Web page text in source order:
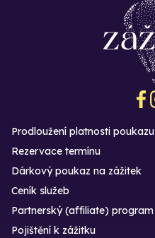
Prodloužení platnosti poukazu
Rezervace termínu
Dárkový poukaz na zážitek
Ceník služeb
Partnerský (affiliate) program
Pojištění k zážitku